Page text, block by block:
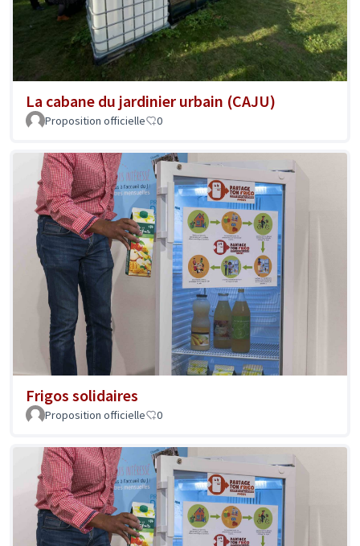
La cabane du jardinier urbain (CAJU)
Proposition officielle 0
Frigos solidaires
Proposition officielle 0